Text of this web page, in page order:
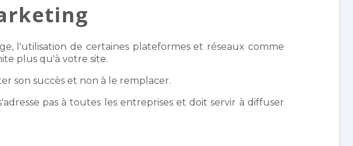
l'utilisation de certaines plateformes et réseaux comme
plus qu'à votre site.
son succès et non à le remplacer.
pas à toutes les entreprises et doit servir à diffuser